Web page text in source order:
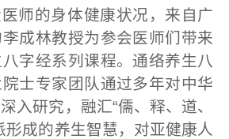
师的身体健康状况，来自广
成林教授为参会医师们带来
字经系列课程。通络养生八
士专家团队通过多年对中华
入研究，融汇“儒、释、道、
形成的养生智慧，对亚健康人